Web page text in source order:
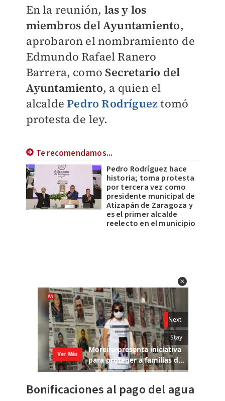
En la reunión, las y los
miembros del Ayuntamiento,
aprobaron el nombramiento de
Edmundo Rafael Ranero
Barrera, como Secretario del
Ayuntamiento, a quien el
alcaldePedro Rodrígueztomó
protesta de ley.
Te recomendamos...
Pedro Rodríguez hace
historia; toma protesta
por tercera vez como
presidente municipal de
Atizapán de Zaragoza y
es el primer alcalde
reelecto en el municipio
Bonificaciones al pago del agua